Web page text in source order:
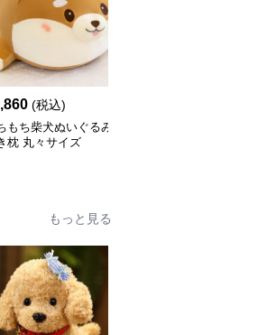
(税込)
もち柴犬ぬいぐるみ
枕 丸々サイズ
もっと見る